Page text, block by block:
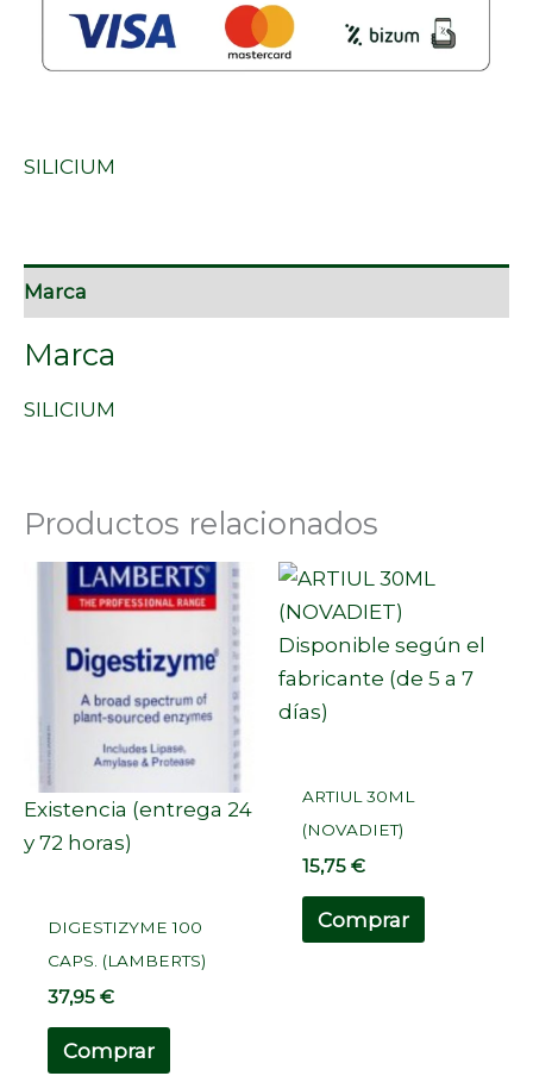
SILICIUM
Marca
Marca
SILICIUM
Productos relacionados
Existencia (entrega 24
y 72 horas)
DIGESTIZYME 100
CAPS. (LAMBERTS)
37,95€
Comprar
Disponible según el
fabricante (de 5 a 7
días)
ARTIUL 30ML
(NOVADIET)
15,75€
Comprar